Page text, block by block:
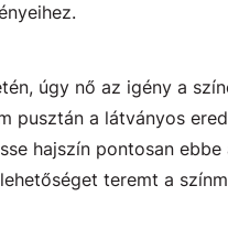
úgy nő az igény a
pusztán a látványos
hajszín pontosan
teremt a